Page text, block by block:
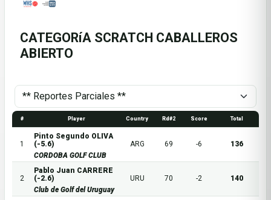
CATEGORíA SCRATCH CABALLEROS
ABIERTO
# Player Country Rd#2 Score Total
1
Pinto Segundo OLIVA
(-5.6)
CORDOBA GOLF CLUB
ARG 69 -6 136
2
Pablo Juan CARRERE
(-2.6)
Club de Golf del Uruguay
URU 70 -2 140